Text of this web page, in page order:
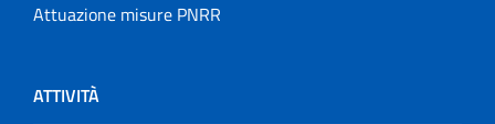
Attuazione misure PNRR
ATTIVITÀ